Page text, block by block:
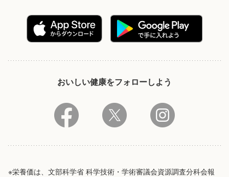
おいしい健康をフォローしよう
※栄養価は、文部科学省 科学技術・学術審議会資源調査分科会報